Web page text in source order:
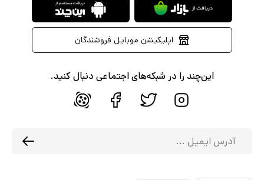
اپلیکیشن موبایل فروشندگان
این‌چند را در شبکه‌های اجتماعی دنبال کنید.